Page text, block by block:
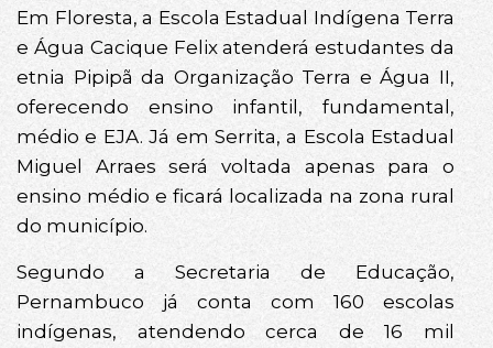
Em Floresta, a Escola Estadual Indígena Terra
e Água Cacique Felix atenderá estudantes da
etnia Pipipã da Organização Terra e Água II,
oferecendo ensino infantil, fundamental,
médio e EJA. Já em Serrita, a Escola Estadual
Miguel Arraes será voltada apenas para o
ensino médio e ficará localizada na zona rural
do município.
Segundo a Secretaria de Educação,
Pernambuco já conta com 160 escolas
indígenas, atendendo cerca de 16 mil